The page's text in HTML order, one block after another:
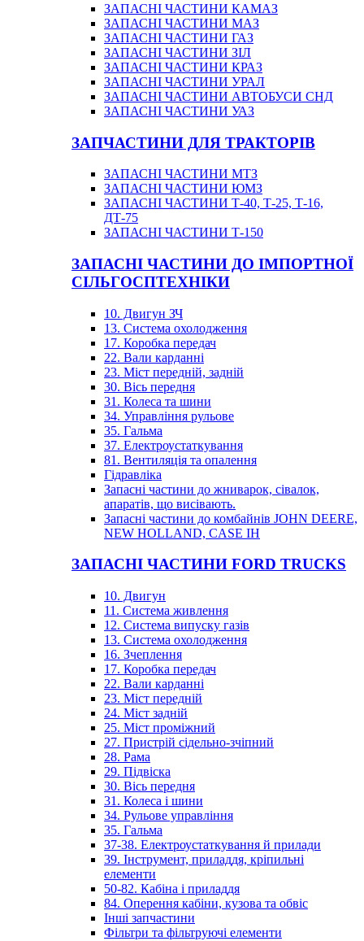
ЗАПАСНІ ЧАСТИНИ КАМАЗ
ЗАПАСНІ ЧАСТИНИ МАЗ
ЗАПАСНІ ЧАСТИНИ ГАЗ
ЗАПАСНІ ЧАСТИНИ ЗІЛ
ЗАПАСНІ ЧАСТИНИ КРАЗ
ЗАПАСНІ ЧАСТИНИ УРАЛ
ЗАПАСНІ ЧАСТИНИ АВТОБУСИ СНД
ЗАПАСНІ ЧАСТИНИ УАЗ
ЗАПЧАСТИНИ ДЛЯ ТРАКТОРІВ
ЗАПАСНІ ЧАСТИНИ МТЗ
ЗАПАСНІ ЧАСТИНИ ЮМЗ
ЗАПАСНІ ЧАСТИНИ Т-40, Т-25, Т-16,
ДТ-75
ЗАПАСНІ ЧАСТИНИ Т-150
ЗАПАСНІ ЧАСТИНИ ДО ІМПОРТНОЇ
СІЛЬГОСПТЕХНІКИ
10. Двигун ЗЧ
13. Система охолодження
17. Коробка передач
22. Вали карданні
23. Міст передній, задній
30. Вісь передня
31. Колеса та шини
34. Управління рульове
35. Гальма
37. Електроустаткування
81. Вентиляція та опалення
Гідравліка
Запасні частини до жниварок, сівалок,
апаратів, що висівають.
Запасні частини до комбайнів JOHN DEERE,
NEW HOLLAND, CASE IH
ЗАПАСНІ ЧАСТИНИ FORD TRUCKS
10. Двигун
11. Система живлення
12. Система випуску газів
13. Система охолодження
16. Зчеплення
17. Коробка передач
22. Вали карданні
23. Міст передній
24. Міст задній
25. Міст проміжний
27. Пристрій сідельно-зчіпний
28. Рама
29. Підвіска
30. Вісь передня
31. Колеса і шини
34. Рульове управління
35. Гальма
37-38. Електроустаткування й прилади
39. Інструмент, приладдя, кріпильні
елементи
50-82. Кабіна і приладдя
84. Оперення кабіни, кузова та обвіс
Інші запчастини
Фільтри та фільтруючі елементи